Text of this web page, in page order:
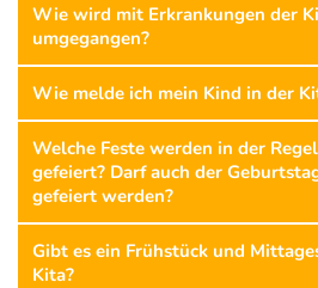
Wie wird mit Erkrankungen der
umgegangen?
Wie melde ich mein Kind in der
Welche Feste werden in der
gefeiert? Darf auch der
gefeiert werden?
Gibt es ein Frühstück und
Kita?